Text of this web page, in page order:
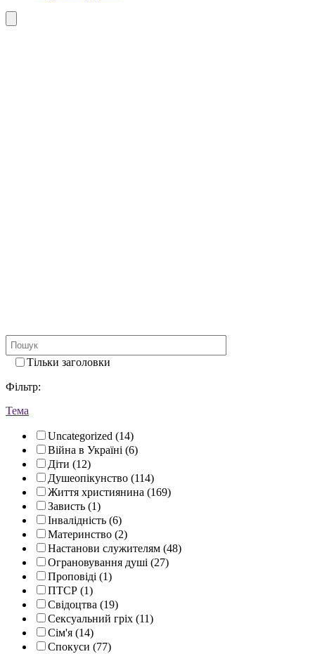
Тільки заголовки
Фiльтр:
Тема
Uncategorized (14)
Війна в Україні (6)
Діти (12)
Душеопікунство (114)
Життя християнина (169)
Зависть (1)
Інвалідність (6)
Материнство (2)
Настанови служителям (48)
Ограновування душі (27)
Проповіді (1)
ПТСР (1)
Свідоцтва (19)
Сексуальний гріх (11)
Сім'я (14)
Спокуси (77)